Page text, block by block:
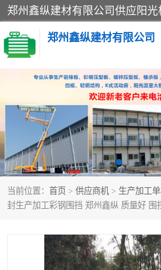
郑州鑫纵建材有限公司
当前位置： 首页 > 供应商机 > 生产加工
封生产加工彩钢围挡 郑州鑫纵 质量好 围
高空瓦机租赁
CZ型钢
PC多层板
建筑围挡 楼
岩棉板 钢